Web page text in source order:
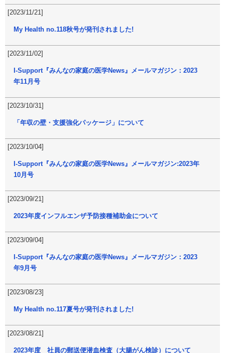
[2023/11/21]
My Health no.118秋号が発刊されました!
[2023/11/02]
I-Support『みんなの家庭の医学News』メールマガジン：2023
年11月号
[2023/10/31]
「年収の壁・支援強化パッケージ」について
[2023/10/04]
I-Support『みんなの家庭の医学News』メールマガジン:2023年
10月号
[2023/09/21]
2023年度インフルエンザ予防接種補助金について
[2023/09/04]
I-Support『みんなの家庭の医学News』メールマガジン：2023
年9月号
[2023/08/23]
My Health no.117夏号が発刊されました!
[2023/08/21]
2023年度 社員の郵送便潜血検査（大腸がん検診）について